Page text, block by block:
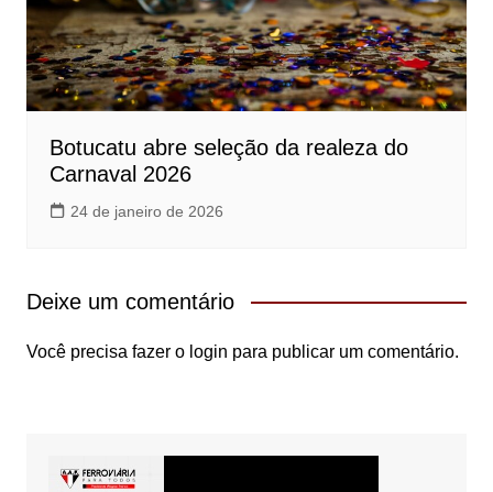
Botucatu abre seleção da realeza do
Carnaval 2026
24 de janeiro de 2026
Deixe um comentário
Você precisa fazer o login para publicar um comentário.